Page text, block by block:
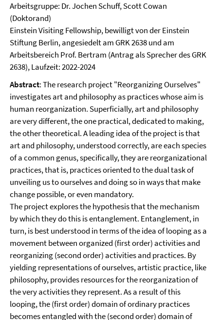
Arbeitsgruppe: Dr. Jochen Schuff, Scott Cowan
(Doktorand)
Einstein Visiting Fellowship, bewilligt von der Einstein
Stiftung Berlin, angesiedelt am GRK 2638 und am
Arbeitsbereich Prof. Bertram (Antrag als Sprecher des GRK
2638), Laufzeit: 2022-2024
Abstract: The research project "Reorganizing Ourselves"
investigates art and philosophy as practices whose aim is
human reorganization. Superficially, art and philosophy
are very different, the one practical, dedicated to making,
the other theoretical. A leading idea of the project is that
art and philosophy, understood correctly, are each species
of a common genus, specifically, they are reorganizational
practices, that is, practices oriented to the dual task of
unveiling us to ourselves and doing so in ways that make
change possible, or even mandatory.
The project explores the hypothesis that the mechanism
by which they do this is entanglement. Entanglement, in
turn, is best understood in terms of the idea of looping as a
movement between organized (first order) activities and
reorganizing (second order) activities and practices. By
yielding representations of ourselves, artistic practice, like
philosophy, provides resources for the reorganization of
the very activities they represent. As a result of this
looping, the (first order) domain of ordinary practices
becomes entangled with the (second order) domain of